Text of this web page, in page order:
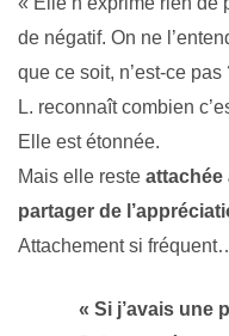
de négatif. On ne
que ce soit, n’est-ce pas
L. reconnaît combien
Elle est étonnée.
Mais elle reste attachée
partager de
Attachement si
« Si j’avais une